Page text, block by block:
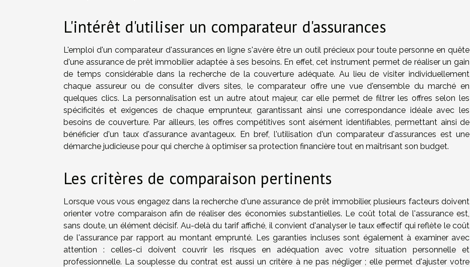
L'intérêt d'utiliser un comparateur d'assurances
L'emploi d'un comparateur d'assurances en ligne s'avère être un outil précieux pour toute personne en quête
d'une assurance de prêt immobilier adaptée à ses besoins. En effet, cet instrument permet de réaliser un gain
de temps considérable dans la recherche de la couverture adéquate. Au lieu de visiter individuellement
chaque assureur ou de consulter divers sites, le comparateur offre une vue d'ensemble du marché en
quelques clics. La personnalisation est un autre atout majeur, car elle permet de filtrer les offres selon les
spécificités et exigences de chaque emprunteur, garantissant ainsi une correspondance idéale avec les
besoins de couverture. Par ailleurs, les offres compétitives sont aisément identifiables, permettant ainsi de
bénéficier d'un taux d'assurance avantageux. En bref, l'utilisation d'un comparateur d'assurances est une
démarche judicieuse pour qui cherche à optimiser sa protection financière tout en maîtrisant son budget.
Les critères de comparaison pertinents
Lorsque vous vous engagez dans la recherche d'une assurance de prêt immobilier, plusieurs facteurs doivent
orienter votre comparaison afin de réaliser des économies substantielles. Le coût total de l'assurance est,
sans doute, un élément décisif. Au-delà du tarif affiché, il convient d'analyser le taux effectif qui reflète le coût
de l'assurance par rapport au montant emprunté. Les garanties incluses sont également à examiner avec
attention : celles-ci doivent couvrir les risques en adéquation avec votre situation personnelle et
professionnelle. La souplesse du contrat est aussi un critère à ne pas négliger ; elle permet d'ajuster votre